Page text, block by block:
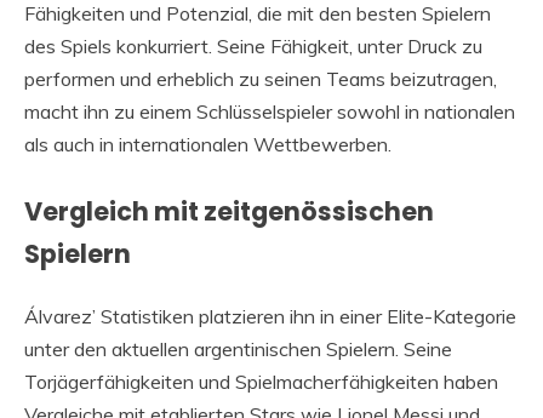
Fähigkeiten und Potenzial, die mit den besten Spielern
des Spiels konkurriert. Seine Fähigkeit, unter Druck zu
performen und erheblich zu seinen Teams beizutragen,
macht ihn zu einem Schlüsselspieler sowohl in nationalen
als auch in internationalen Wettbewerben.
Vergleich mit zeitgenössischen
Spielern
Álvarez’ Statistiken platzieren ihn in einer Elite-Kategorie
unter den aktuellen argentinischen Spielern. Seine
Torjägerfähigkeiten und Spielmacherfähigkeiten haben